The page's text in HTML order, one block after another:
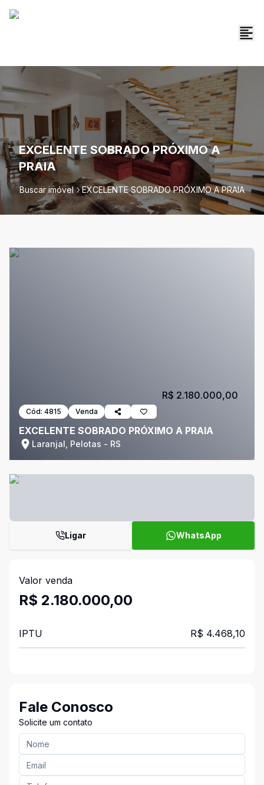
EXCELENTE SOBRADO PRÓXIMO A
PRAIA
Buscar imóvel EXCELENTE SOBRADO PRÓXIMO A PRAIA
Cód: 4815 Venda
EXCELENTE SOBRADO PRÓXIMO A PRAIA
Laranjal, Pelotas - RS
R$ 2.180.000,00
Ligar WhatsApp
Valor venda
R$ 2.180.000,00
IPTU R$ 4.468,10
Fale Conosco
Solicite um contato